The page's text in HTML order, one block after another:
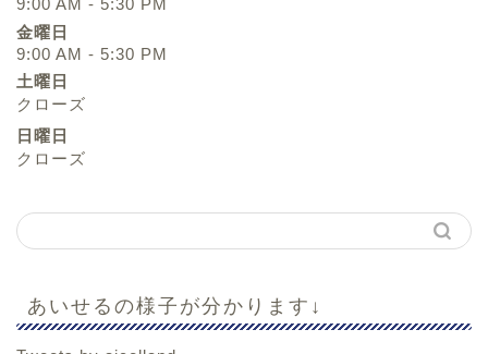
9:00 AM - 5:30 PM
金曜日
9:00 AM - 5:30 PM
土曜日
クローズ
日曜日
クローズ
あいせるの様子が分かります↓